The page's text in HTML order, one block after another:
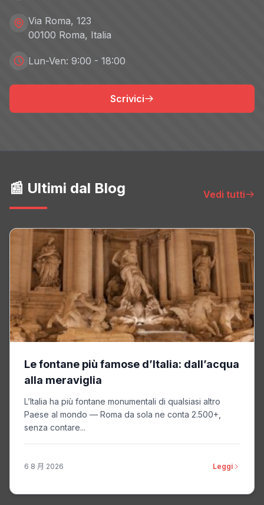
Via Roma, 123
00100 Roma, Italia
Lun-Ven: 9:00 - 18:00
Scrivici
📰 Ultimi dal Blog Vedi tutti
Le fontane più famose d’Italia: dall’acqua
alla meraviglia
L’Italia ha più fontane monumentali di qualsiasi altro
Paese al mondo — Roma da sola ne conta 2.500+,
senza contare...
6 8 月 2026 Leggi